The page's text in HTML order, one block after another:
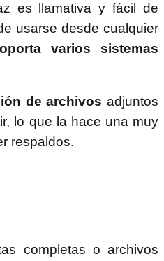
es llamativa y fácil de
usarse desde cualquier
varios sistemas
de archivos adjuntos
lo que la hace una muy
respaldos.
completas o archivos